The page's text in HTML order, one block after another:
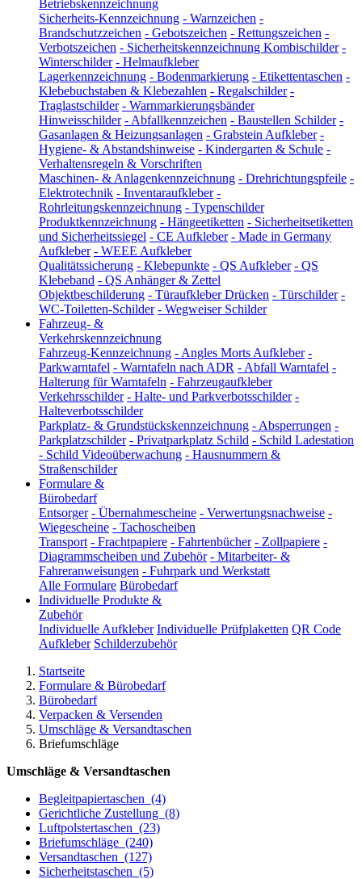
Betriebskennzeichnung
Sicherheits-Kennzeichnung - Warnzeichen -
Brandschutzzeichen - Gebotszeichen - Rettungszeichen -
Verbotszeichen - Sicherheitskennzeichnung Kombischilder -
Winterschilder - Helmaufkleber
Lagerkennzeichnung - Bodenmarkierung - Etikettentaschen -
Klebebuchstaben & Klebezahlen - Regalschilder -
Traglastschilder - Warnmarkierungsbänder
Hinweisschilder - Abfallkennzeichen - Baustellen Schilder -
Gasanlagen & Heizungsanlagen - Grabstein Aufkleber -
Hygiene- & Abstandshinweise - Kindergarten & Schule -
Verhaltensregeln & Vorschriften
Maschinen- & Anlagenkennzeichnung - Drehrichtungspfeile -
Elektrotechnik - Inventaraufkleber -
Rohrleitungskennzeichnung - Typenschilder
Produktkennzeichnung - Hängeetiketten - Sicherheitsetiketten
und Sicherheitssiegel - CE Aufkleber - Made in Germany
Aufkleber - WEEE Aufkleber
Qualitätssicherung - Klebepunkte - QS Aufkleber - QS
Klebeband - QS Anhänger & Zettel
Objektbeschilderung - Türaufkleber Drücken - Türschilder -
WC-Toiletten-Schilder - Wegweiser Schilder
Fahrzeug- &
Verkehrskennzeichnung
Fahrzeug-Kennzeichnung - Angles Morts Aufkleber -
Parkwarntafel - Warntafeln nach ADR - Abfall Warntafel -
Halterung für Warntafeln - Fahrzeugaufkleber
Verkehrsschilder - Halte- und Parkverbotsschilder -
Halteverbotsschilder
Parkplatz- & Grundstückskennzeichnung - Absperrungen -
Parkplatzschilder - Privatparkplatz Schild - Schild Ladestation
- Schild Videoüberwachung - Hausnummern &
Straßenschilder
Formulare &
Bürobedarf
Entsorger - Übernahmescheine - Verwertungsnachweise -
Wiegescheine - Tachoscheiben
Transport - Frachtpapiere - Fahrtenbücher - Zollpapiere -
Diagrammscheiben und Zubehör - Mitarbeiter- &
Fahreranweisungen - Fuhrpark und Werkstatt
Alle Formulare Bürobedarf
Individuelle Produkte &
Zubehör
Individuelle Aufkleber Individuelle Prüfplaketten QR Code
Aufkleber Schilderzubehör
Startseite
Formulare & Bürobedarf
Bürobedarf
Verpacken & Versenden
Umschläge & Versandtaschen
Briefumschläge
Umschläge & Versandtaschen
Begleitpapiertaschen (4)
Gerichtliche Zustellung (8)
Luftpolstertaschen (23)
Briefumschläge (240)
Versandtaschen (127)
Sicherheitstaschen (5)